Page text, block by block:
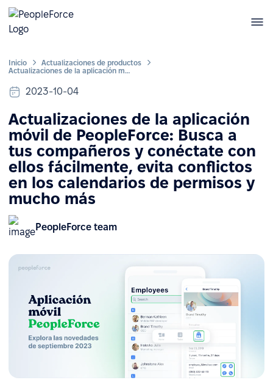
Inicio
Actualizaciones de productos
Actualizaciones de la aplicación móvil de PeopleForce: Busca a tus compañeros y conéctate con ellos fácilmente, evita conflictos en los calendarios de permisos y mucho más
2023-10-04
Actualizaciones de la aplicación
móvil de PeopleForce: Busca a
tus compañeros y conéctate con
ellos fácilmente, evita conflictos
en los calendarios de permisos y
mucho más
PeopleForce team